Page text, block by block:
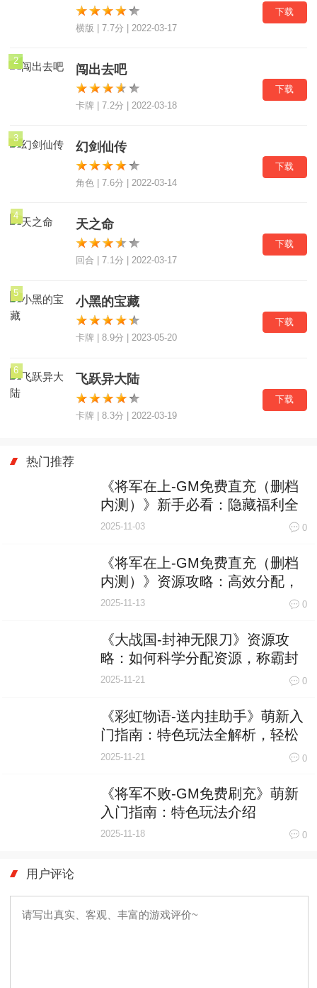
横版 | 7.7分 | 2022-03-17
下载
2
闯出去吧
卡牌 | 7.2分 | 2022-03-18
下载
3
幻剑仙传
角色 | 7.6分 | 2022-03-14
下载
4
天之命
回合 | 7.1分 | 2022-03-17
下载
5
小黑的宝藏
卡牌 | 8.9分 | 2023-05-20
下载
6
飞跃异大陆
卡牌 | 8.3分 | 2022-03-19
下载
热门推荐
《将军在上-GM免费直充（删档
内测）》新手必看：隐藏福利全
揭秘，轻松开局赢在起跑线！
2025-11-03 0
《将军在上-GM免费直充（删档
内测）》资源攻略：高效分配，
赢在起跑线！
2025-11-13 0
《大战国-封神无限刀》资源攻
略：如何科学分配资源，称霸封
神战场
2025-11-21 0
《彩虹物语-送内挂助手》萌新入
门指南：特色玩法全解析，轻松
玩转奇幻世界！
2025-11-21 0
《将军不败-GM免费刷充》萌新
入门指南：特色玩法介绍
2025-11-18 0
用户评论